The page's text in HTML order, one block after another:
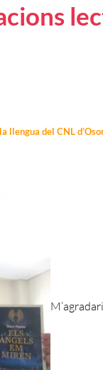
llengua del CNL